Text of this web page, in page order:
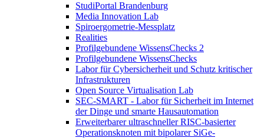
StudiPortal Brandenburg
Media Innovation Lab
Spiroergometrie-Messplatz
Realities
Profilgebundene WissensChecks 2
Profilgebundene WissensChecks
Labor für Cybersicherheit und Schutz kritischer
Infrastrukturen
Open Source Virtualisation Lab
SEC-SMART - Labor für Sicherheit im Internet
der Dinge und smarte Hausautomation
Erweiterbarer ultraschneller RISC-basierter
Operationsknoten mit bipolarer SiGe-